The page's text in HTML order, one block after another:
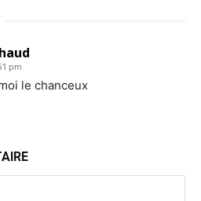
pm
le chanceux